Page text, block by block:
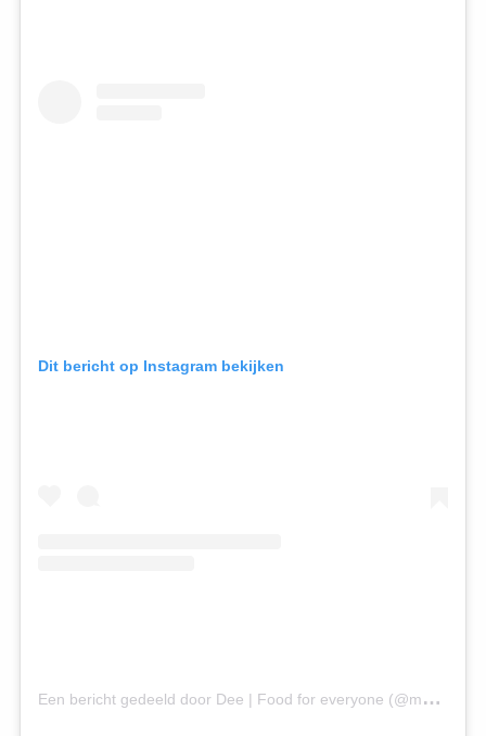
Dit bericht op Instagram bekijken
E
en bericht gedeeld door Dee | Food for everyone (@mumsfoodies)